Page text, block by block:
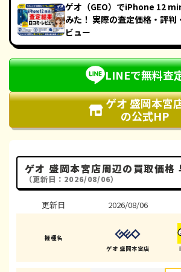
ゲオ（GEO）でiPhone 12
みた！ 実際の査定価格・評判
ビュー
LINEで無料査
ゲオ 盛岡本宮
の公式HP
ゲオ 盛岡本宮店周辺の買取価格
（更新日：2026/08/06）
更新日
機種名
2026/08/06
ゲオ 盛岡本宮店